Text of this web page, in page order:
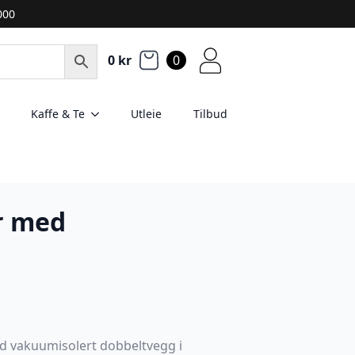
0 kr 0
Kaffe & Te Utleie Tilbud
med
vakuumisolert dobbeltvegg i